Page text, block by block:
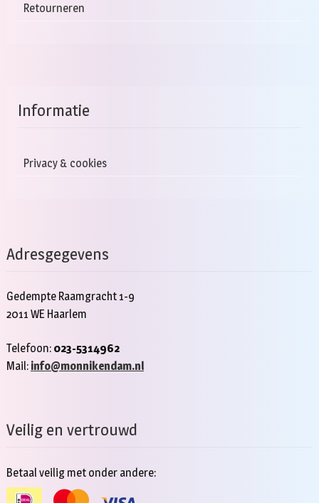
Retourneren
Informatie
Privacy & cookies
Adresgegevens
Gedempte Raamgracht 1-9
2011 WE Haarlem
Telefoon: 023-5314962
Mail: info@monnikendam.nl
Veilig en vertrouwd
Betaal veilig met onder andere: